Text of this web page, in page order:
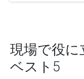
現場で役に
ベスト5